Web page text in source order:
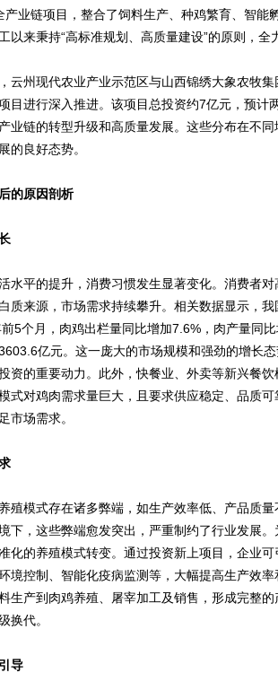
产业链项目，整合了饲料生产、种鸡繁育、智能
以来秉持“高标准规划、高质量建设”的原则，全
州现代农业产业示范区与山西锦绣大象农牧集
目进行深入推进。该项目总投资约7亿元，预计
业链的转型升级和高质量发展。这些分布在不
的良好态势。
原因剖析
平的提升，消费习惯发生显著变化。消费者对
质来源，市场需求持续攀升。相关数据显示，
5个月，肉鸡出栏量同比增加7.6%，肉产量同
亿元。这一庞大的市场规模和强劲的增长
资的重要动力。此外，快餐业、外卖等新兴餐
式对鸡肉需求量巨大，且要求供应稳定、品质
市场需求。
模式存在诸多弊端，如生产效率低、产品质量
下，这些弊端愈发突出，严重制约了行业发展
化的养殖模式转变。通过投资新上项目，企业
境控制、智能化疫病监测等，大幅提高生产效
生产到肉鸡养殖、屠宰加工及销售，形成完整
换代。
导